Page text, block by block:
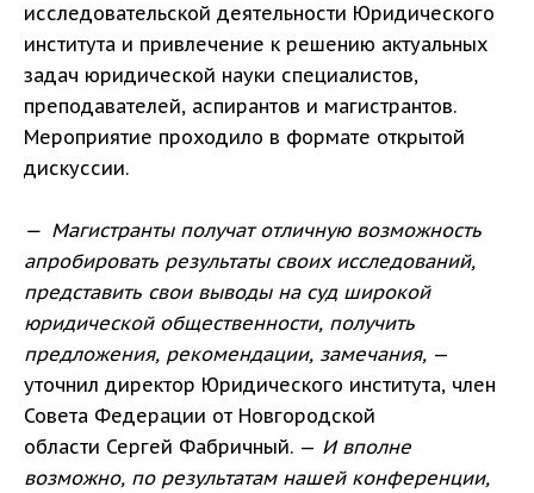
исследовательской деятельности Юридического
института и привлечение к решению актуальных
задач юридической науки специалистов,
преподавателей, аспирантов и магистрантов.
Мероприятие проходило в формате открытой
дискуссии.
— Магистранты получат отличную возможность
апробировать результаты своих исследований,
представить свои выводы на суд широкой
юридической общественности, получить
предложения, рекомендации, замечания, —
уточнил директор Юридического института, член
Совета Федерации от Новгородской
области Сергей Фабричный. — И вполне
возможно, по результатам нашей конференции,